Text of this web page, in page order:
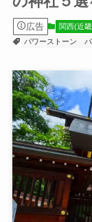
広告
関西(近
パワーストーン